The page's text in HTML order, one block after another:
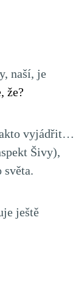
naší, je
že?
vyjádřit…
Šivy),
světa.
ještě